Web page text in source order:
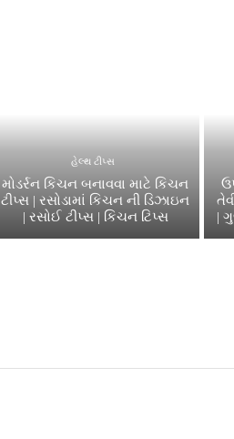
હેલ્થ ટીપ્સ
મોડર્રન કિચન બનાવવા માટે કિચન
ટીપ્સ | રસોડામાં કિચન ની ડિઝાઇન
| રસોઈ ટીપ્સ | કિચન ટિપ્સ
|